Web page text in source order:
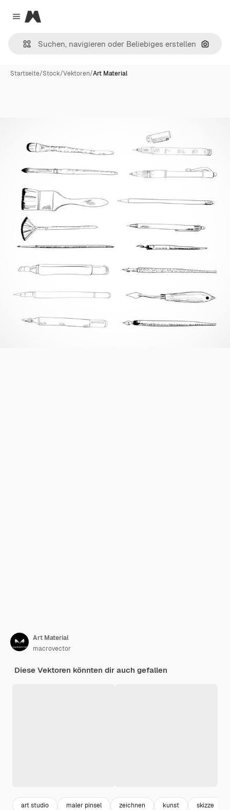
Close menu
Magnific
Nach
Startseite/Stock/Vektoren/Art Material
Art Material
macrovector
Diese Vektoren könnten dir auch gefallen
art studio maler pinsel zeichnen kunst skizze